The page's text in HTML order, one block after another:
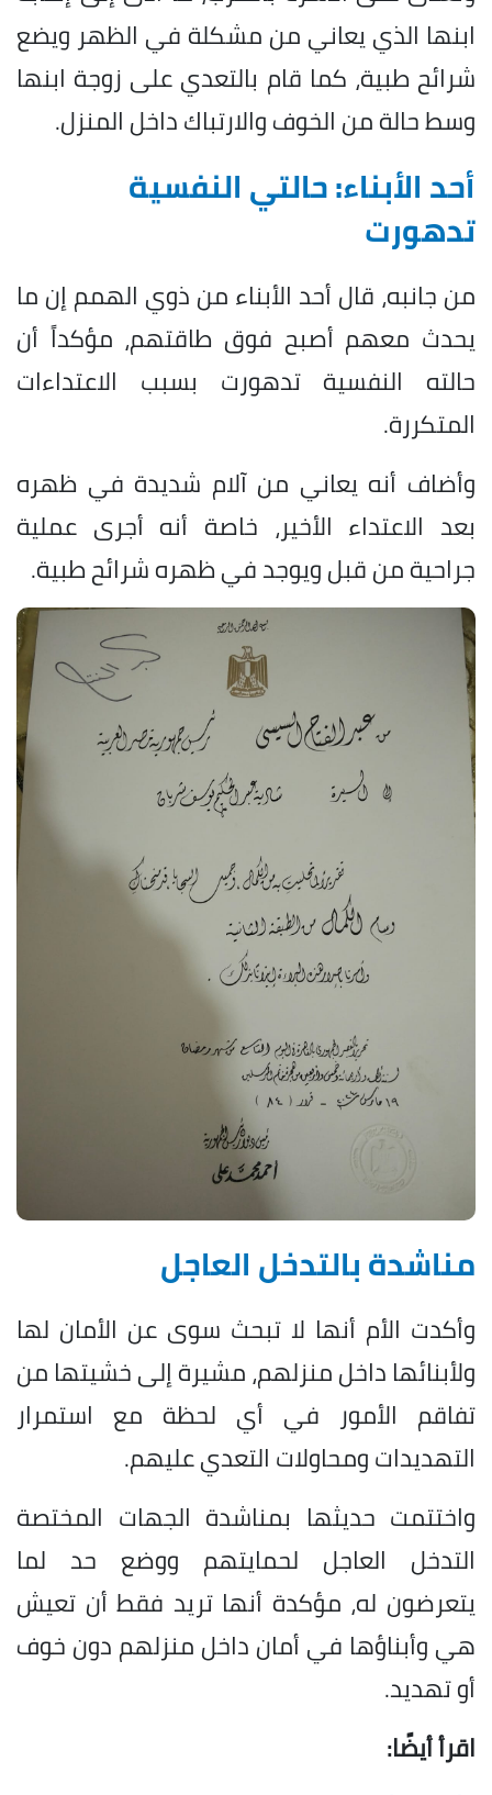
ابنها الذي يعاني من مشكلة في الظهر ويضع
شرائح طبية، كما قام بالتعدي على زوجة ابنها
وسط حالة من الخوف والارتباك داخل المنزل.
أحد الأبناء: حالتي النفسية
تدهورت
من جانبه، قال أحد الأبناء من ذوي الهمم إن ما
يحدث معهم أصبح فوق طاقتهم، مؤكداً أن
حالته النفسية تدهورت بسبب الاعتداءات
المتكررة.
وأضاف أنه يعاني من آلام شديدة في ظهره
بعد الاعتداء الأخير، خاصة أنه أجرى عملية
جراحية من قبل ويوجد في ظهره شرائح طبية.
مناشدة بالتدخل العاجل
وأكدت الأم أنها لا تبحث سوى عن الأمان لها
ولأبنائها داخل منزلهم، مشيرة إلى خشيتها من
تفاقم الأمور في أي لحظة مع استمرار
التهديدات ومحاولات التعدي عليهم.
واختتمت حديثها بمناشدة الجهات المختصة
التدخل العاجل لحمايتهم ووضع حد لما
يتعرضون له، مؤكدة أنها تريد فقط أن تعيش
هي وأبناؤها في أمان داخل منزلهم دون خوف
أو تهديد.
اقرأ أيضًا: